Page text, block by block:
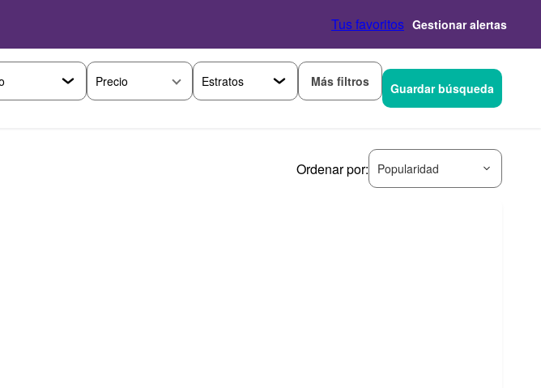
Tus favoritos Gestionar alertas
Precio Más filtros Guardar búsqueda
Ordenar por: Popularidad